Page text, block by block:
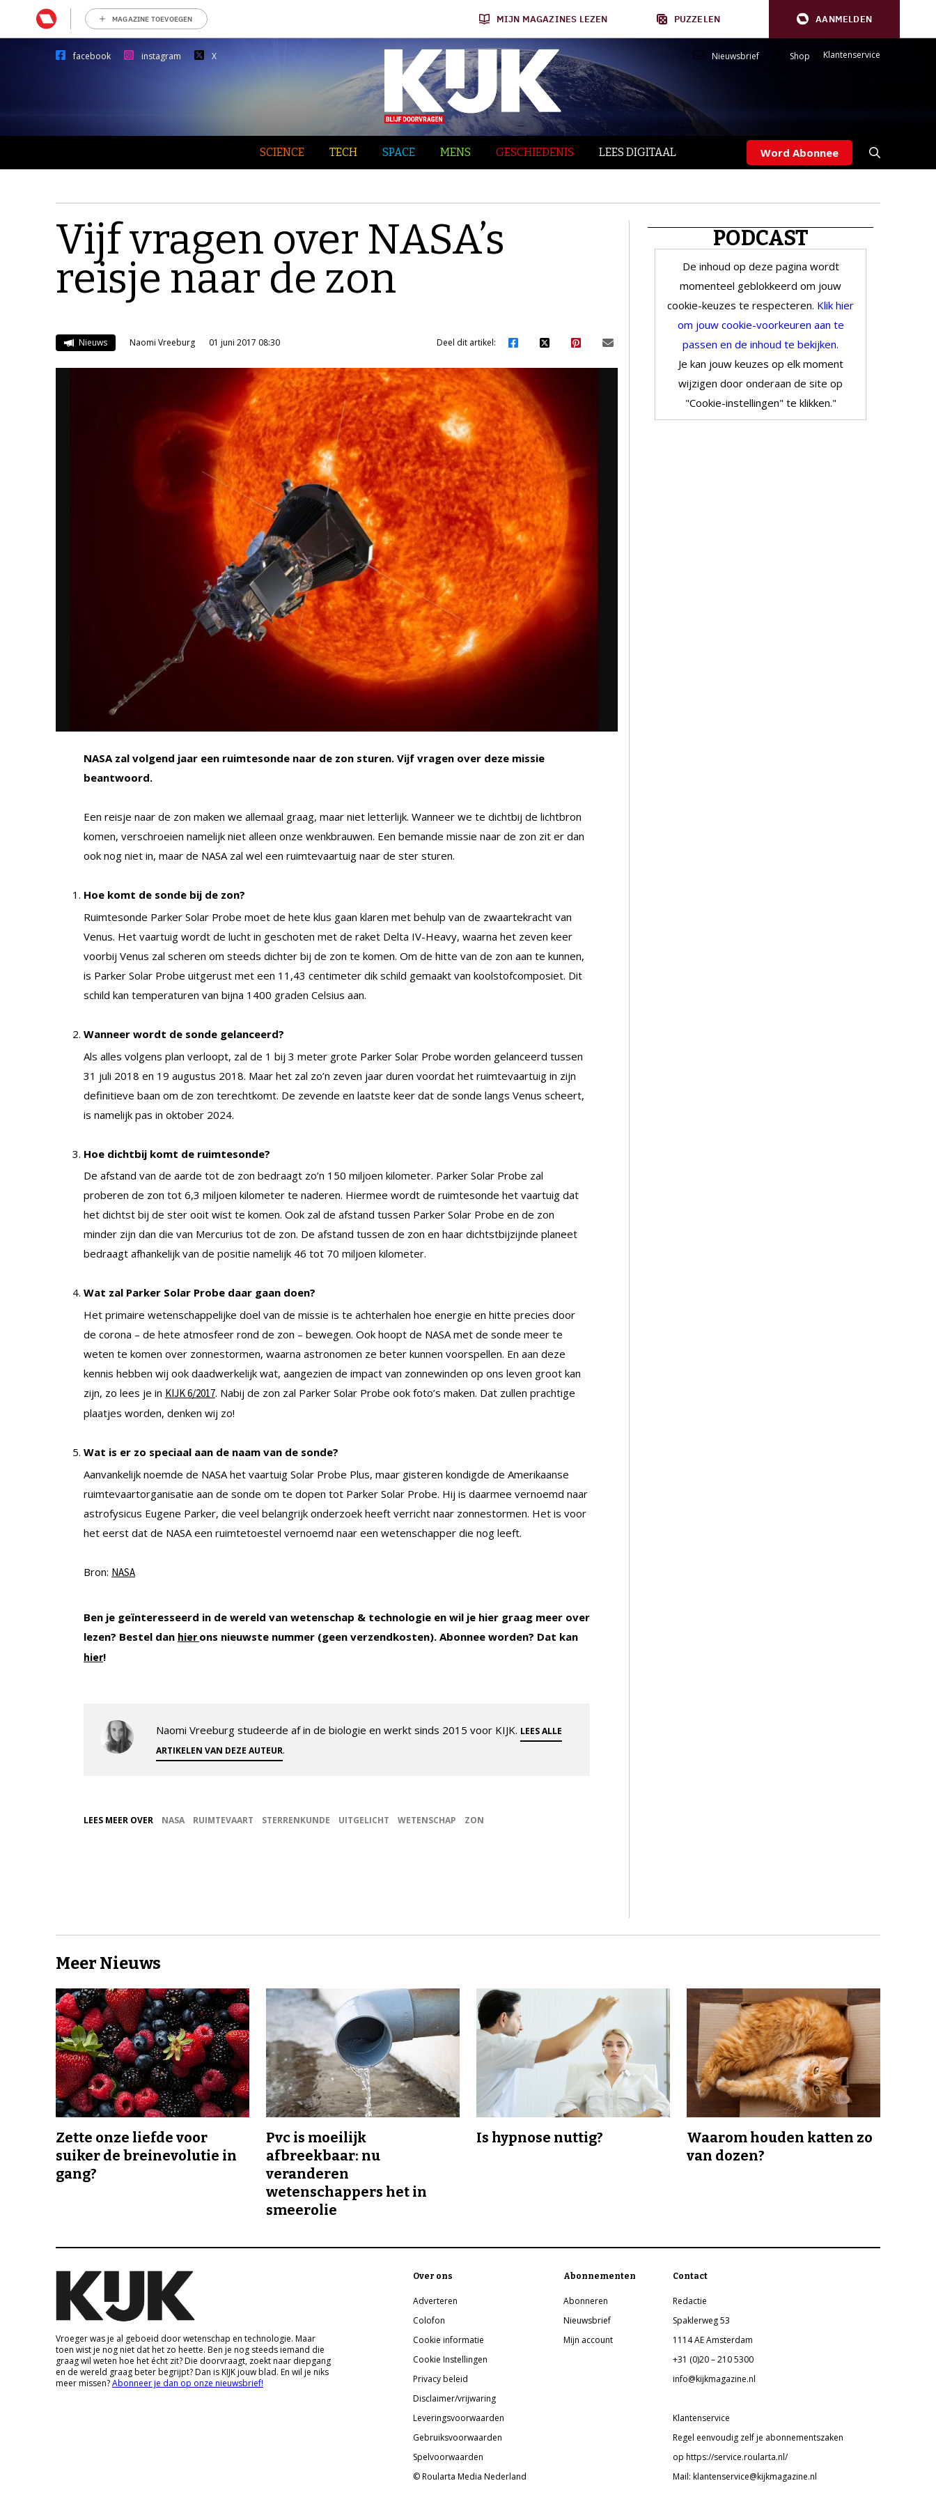
MAGAZINE TOEVOEGEN MIJN MAGAZINES LEZEN PUZZELEN AANMELDEN
facebook instagram X Nieuwsbrief Shop Klantenservice
SCIENCE TECH SPACE MENS GESCHIEDENIS LEES DIGITAAL Word Abonnee
Vijf vragen over NASA’s
reisje naar de zon
Nieuws Naomi Vreeburg 01 juni 2017 08:30 Deel dit artikel:
NASA zal volgend jaar een ruimtesonde naar de zon sturen. Vijf vragen over deze missie
beantwoord.
Een reisje naar de zon maken we allemaal graag, maar niet letterlijk. Wanneer we te dichtbij de lichtbron
komen, verschroeien namelijk niet alleen onze wenkbrauwen. Een bemande missie naar de zon zit er dan
ook nog niet in, maar de NASA zal wel een ruimtevaartuig naar de ster sturen.
Hoe komt de sonde bij de zon?
Ruimtesonde Parker Solar Probe moet de hete klus gaan klaren met behulp van de zwaartekracht van
Venus. Het vaartuig wordt de lucht in geschoten met de raket Delta IV-Heavy, waarna het zeven keer
voorbij Venus zal scheren om steeds dichter bij de zon te komen. Om de hitte van de zon aan te kunnen,
is Parker Solar Probe uitgerust met een 11,43 centimeter dik schild gemaakt van koolstofcomposiet. Dit
schild kan temperaturen van bijna 1400 graden Celsius aan.
Wanneer wordt de sonde gelanceerd?
Als alles volgens plan verloopt, zal de 1 bij 3 meter grote Parker Solar Probe worden gelanceerd tussen
31 juli 2018 en 19 augustus 2018. Maar het zal zo’n zeven jaar duren voordat het ruimtevaartuig in zijn
definitieve baan om de zon terechtkomt. De zevende en laatste keer dat de sonde langs Venus scheert,
is namelijk pas in oktober 2024.
Hoe dichtbij komt de ruimtesonde?
De afstand van de aarde tot de zon bedraagt zo’n 150 miljoen kilometer. Parker Solar Probe zal
proberen de zon tot 6,3 miljoen kilometer te naderen. Hiermee wordt de ruimtesonde het vaartuig dat
het dichtst bij de ster ooit wist te komen. Ook zal de afstand tussen Parker Solar Probe en de zon
minder zijn dan die van Mercurius tot de zon. De afstand tussen de zon en haar dichtstbijzijnde planeet
bedraagt afhankelijk van de positie namelijk 46 tot 70 miljoen kilometer.
Wat zal Parker Solar Probe daar gaan doen?
Het primaire wetenschappelijke doel van de missie is te achterhalen hoe energie en hitte precies door
de corona – de hete atmosfeer rond de zon – bewegen. Ook hoopt de NASA met de sonde meer te
weten te komen over zonnestormen, waarna astronomen ze beter kunnen voorspellen. En aan deze
kennis hebben wij ook daadwerkelijk wat, aangezien de impact van zonnewinden op ons leven groot kan
zijn, zo lees je in KIJK 6/2017. Nabij de zon zal Parker Solar Probe ook foto’s maken. Dat zullen prachtige
plaatjes worden, denken wij zo!
Wat is er zo speciaal aan de naam van de sonde?
Aanvankelijk noemde de NASA het vaartuig Solar Probe Plus, maar gisteren kondigde de Amerikaanse
ruimtevaartorganisatie aan de sonde om te dopen tot Parker Solar Probe. Hij is daarmee vernoemd naar
astrofysicus Eugene Parker, die veel belangrijk onderzoek heeft verricht naar zonnestormen. Het is voor
het eerst dat de NASA een ruimtetoestel vernoemd naar een wetenschapper die nog leeft.
Bron: NASA
Ben je geïnteresseerd in de wereld van wetenschap & technologie en wil je hier graag meer over
lezen? Bestel dan hier ons nieuwste nummer (geen verzendkosten). Abonnee worden? Dat kan
hier!
Naomi Vreeburg studeerde af in de biologie en werkt sinds 2015 voor KIJK. LEES ALLE
ARTIKELEN VAN DEZE AUTEUR.
LEES MEER OVER NASA RUIMTEVAART STERRENKUNDE UITGELICHT WETENSCHAP ZON
PODCAST
De inhoud op deze pagina wordt
momenteel geblokkeerd om jouw
cookie-keuzes te respecteren. Klik hier
om jouw cookie-voorkeuren aan te
passen en de inhoud te bekijken.
Je kan jouw keuzes op elk moment
wijzigen door onderaan de site op
"Cookie-instellingen" te klikken."
Meer Nieuws
Zette onze liefde voor
suiker de breinevolutie in
gang?
Pvc is moeilijk
afbreekbaar: nu
veranderen
wetenschappers het in
smeerolie
Is hypnose nuttig?
Waarom houden katten zo
van dozen?
Vroeger was je al geboeid door wetenschap en technologie. Maar
toen wist je nog niet dat het zo heette. Ben je nog steeds iemand die
graag wil weten hoe het écht zit? Die doorvraagt, zoekt naar diepgang
en de wereld graag beter begrijpt? Dan is KIJK jouw blad. En wil je niks
meer missen?Abonneer je dan op onze nieuwsbrief!
Over ons
Adverteren
Colofon
Cookie informatie
Cookie Instellingen
Privacy beleid
Disclaimer/vrijwaring
Leveringsvoorwaarden
Gebruiksvoorwaarden
Spelvoorwaarden
© Roularta Media Nederland
Abonnementen
Abonneren
Nieuwsbrief
Mijn account
Contact
Redactie
Spaklerweg 53
1114 AE Amsterdam
+31 (0)20 – 210 5300
info@kijkmagazine.nl
Klantenservice
Regel eenvoudig zelf je abonnementszaken
op https://service.roularta.nl/
Mail: klantenservice@kijkmagazine.nl